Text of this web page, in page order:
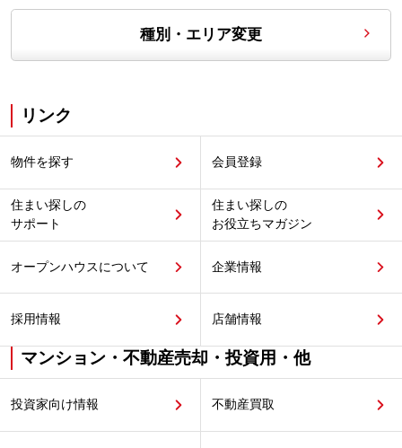
種別・エリア変更
リンク
物件を探す 会員登録
住まい探しの
サポート
住まい探しの
お役立ちマガジン
オープンハウスについて 企業情報
採用情報 店舗情報
マンション・不動産売却・投資用・他
投資家向け情報 不動産買取